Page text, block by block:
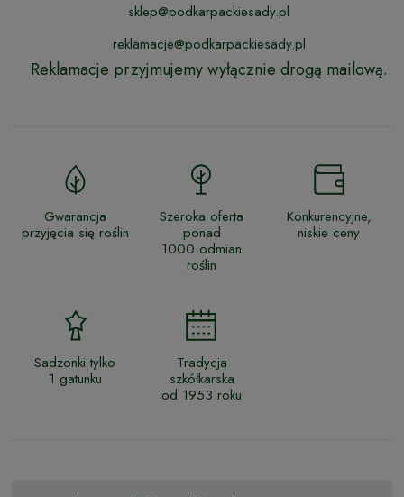
sklep@podkarpackiesady.pl
reklamacje@podkarpackiesady.pl
Reklamacje przyjmujemy wyłącznie drogą mailową.
Gwarancja
przyjęcia się roślin
Szeroka oferta
ponad
1000 odmian
roślin
Konkurencyjne,
niskie ceny
Sadzonki tylko
1 gatunku
Tradycja
szkółkarska
od 1953 roku